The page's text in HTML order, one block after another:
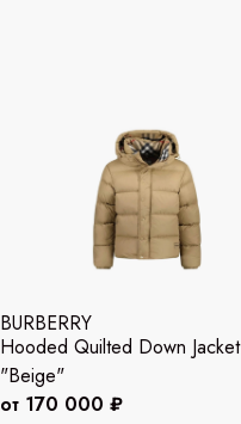
BURBERRY
Hooded Quilted Down Jacket
"Beige"
от 170 000 ₽